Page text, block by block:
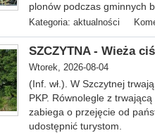
plonów podczas gminnych
Kategoria: aktualności
SZCZYTNA - Wieża
Wtorek, 2026-08-04
(Inf. wł.). W Szczytnej
PKP. Równolegle z
zabiega o przejęcie od
udostępnić turystom.